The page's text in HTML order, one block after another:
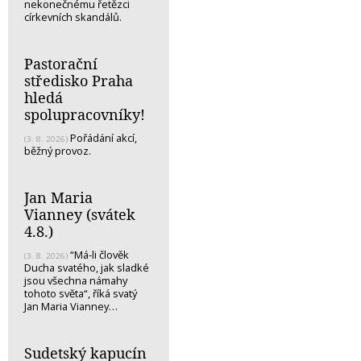
nekonečnému řetězci
církevních skandálů.
Pastorační
středisko Praha
hledá
spolupracovníky!
(3. 8. 2026) Pořádání akcí,
běžný provoz.
Jan Maria
Vianney (svátek
4.8.)
(3. 8. 2026) “Má-li člověk
Ducha svatého, jak sladké
jsou všechna námahy
tohoto světa“, říká svatý
Jan Maria Vianney…
Sudetský kapucín